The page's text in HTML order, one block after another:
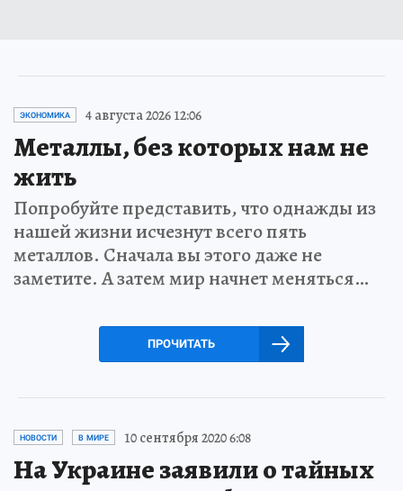
ЭКОНОМИКА 4 августа 2026 12:06
Металлы, без которых нам не
жить
Попробуйте представить, что однажды из
нашей жизни исчезнут всего пять
металлов. Сначала вы этого даже не
заметите. А затем мир начнет меняться…
ПРОЧИТАТЬ
НОВОСТИ В МИРЕ 10 сентября 2020 6:08
На Украине заявили о тайных